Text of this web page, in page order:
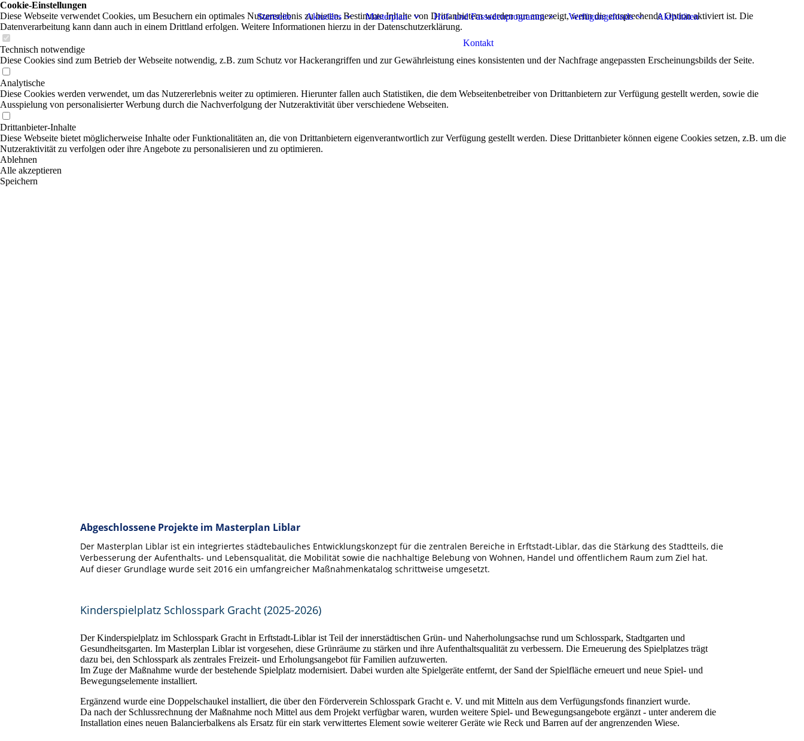
Startseite Aktuelles Masterplan Hof- und Fassadenprogramm Verfügungsfonds Aktivitäten
Kontakt
Abgeschlossene Projekte im Masterplan Liblar
Der Masterplan Liblar ist ein integriertes städtebauliches Entwicklungskonzept für die zentralen Bereiche in Erftstadt-Liblar, das die Stärkung des Stadtteils, die
Verbesserung der Aufenthalts- und Lebensqualität, die Mobilität sowie die nachhaltige Belebung von Wohnen, Handel und öffentlichem Raum zum Ziel hat.
Auf dieser Grundlage wurde seit 2016 ein umfangreicher Maßnahmenkatalog schrittweise umgesetzt.
Kinderspielplatz Schlosspark Gracht (2025-2026)
Der Kinderspielplatz im Schlosspark Gracht in Erftstadt-Liblar ist Teil der innerstädtischen Grün- und Naherholungsachse rund um Schlosspark, Stadtgarten und
Gesundheitsgarten. Im Masterplan Liblar ist vorgesehen, diese Grünräume zu stärken und ihre Aufenthaltsqualität zu verbessern. Die Erneuerung des Spielplatzes trägt
dazu bei, den Schlosspark als zentrales Freizeit- und Erholungsangebot für Familien aufzuwerten.
Im Zuge der Maßnahme wurde der bestehende Spielplatz modernisiert. Dabei wurden alte Spielgeräte entfernt, der Sand der Spielfläche erneuert und neue Spiel- und
Bewegungselemente installiert.
Ergänzend wurde eine Doppelschaukel installiert, die über den Förderverein Schlosspark Gracht e. V. und mit Mitteln aus dem Verfügungsfonds finanziert wurde.
Da nach der Schlussrechnung der Maßnahme noch Mittel aus dem Projekt verfügbar waren, wurden weitere Spiel- und Bewegungsangebote ergänzt - unter anderem die
Installation eines neuen Balancierbalkens als Ersatz für ein stark verwittertes Element sowie weiterer Geräte wie Reck und Barren auf der angrenzenden Wiese.
Cookie-Einstellungen
Diese Webseite verwendet Cookies, um Besuchern ein optimales Nutzererlebnis zu bieten. Bestimmte Inhalte von Drittanbietern werden nur angezeigt, wenn die entsprechende Option aktiviert ist. Die
Datenverarbeitung kann dann auch in einem Drittland erfolgen. Weitere Informationen hierzu in der Datenschutzerklärung.
Technisch notwendige
Diese Cookies sind zum Betrieb der Webseite notwendig, z.B. zum Schutz vor Hackerangriffen und zur Gewährleistung eines konsistenten und der Nachfrage angepassten Erscheinungsbilds der Seite.
Analytische
Diese Cookies werden verwendet, um das Nutzererlebnis weiter zu optimieren. Hierunter fallen auch Statistiken, die dem Webseitenbetreiber von Drittanbietern zur Verfügung gestellt werden, sowie die
Ausspielung von personalisierter Werbung durch die Nachverfolgung der Nutzeraktivität über verschiedene Webseiten.
Drittanbieter-Inhalte
Diese Webseite bietet möglicherweise Inhalte oder Funktionalitäten an, die von Drittanbietern eigenverantwortlich zur Verfügung gestellt werden. Diese Drittanbieter können eigene Cookies setzen, z.B. um die
Nutzeraktivität zu verfolgen oder ihre Angebote zu personalisieren und zu optimieren.
Ablehnen
Alle akzeptieren
Speichern